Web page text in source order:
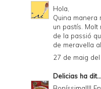
Hola,
Quina manera
un pastís.
de la passió
de meravella
27 de maig
Delicias ha dit...